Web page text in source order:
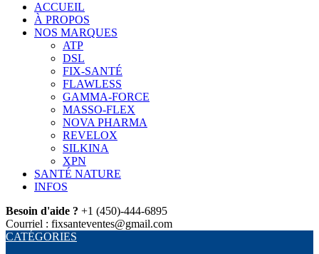
ACCUEIL
À PROPOS
NOS MARQUES
ATP
DSL
FIX-SANTÉ
FLAWLESS
GAMMA-FORCE
MASSO-FLEX
NOVA PHARMA
REVELOX
SILKINA
XPN
SANTÉ NATURE
INFOS
Besoin d'aide ? +1 (450)-444-6895
Courriel : fixsanteventes@gmail.com
CATÉGORIES